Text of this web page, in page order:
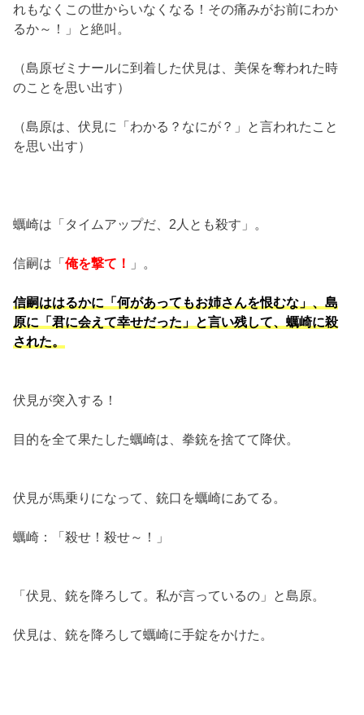
れもなくこの世からいなくなる！その痛みがお前にわか
るか～！」と絶叫。
（島原ゼミナールに到着した伏見は、美保を奪われた時
のことを思い出す）
（島原は、伏見に「わかる？なにが？」と言われたこと
を思い出す）
蠣崎は「タイムアップだ、2人とも殺す」。
信嗣は「俺を撃て！ 」。
信嗣ははるかに「何があってもお姉さんを恨むな」、島
原に「君に会えて幸せだった」と言い残して、蠣崎に殺
された。
伏見が突入する！
目的を全て果たした蠣崎は、拳銃を捨てて降伏。
伏見が馬乗りになって、銃口を蠣崎にあてる。
蠣崎：「殺せ！殺せ～！」
「伏見、銃を降ろして。私が言っているの」と島原。
伏見は、銃を降ろして蠣崎に手錠をかけた。